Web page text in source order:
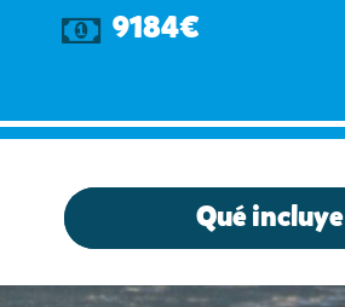
9184€
Qué incluye